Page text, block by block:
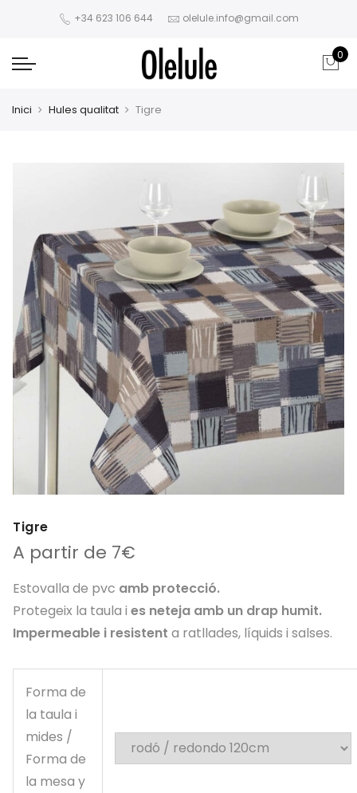
+34 623 106 644 olelule.info@gmail.com
0
Inici Hules qualitat Tigre
Tigre
A partir de 7€
Estovalla de pvc amb protecció.
Protegeix la taula i es neteja amb un drap humit.
Impermeable i resistent a ratllades, líquids i salses.
Forma de
la taula i
mides /
Forma de
la mesa y